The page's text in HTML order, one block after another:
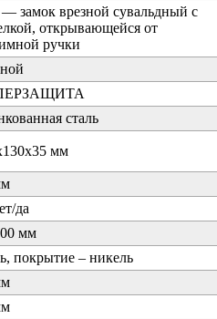
замок врезной сувальдный с
открывающейся от
ручки
сталь
мм
да
мм
покрытие – никель